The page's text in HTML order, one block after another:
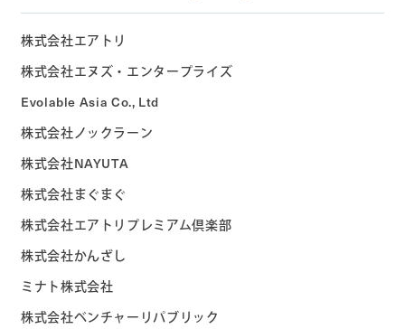
株式会社エアトリ
株式会社エヌズ・エンタープライズ
Evolable Asia Co., Ltd
株式会社ノックラーン
株式会社NAYUTA
株式会社まぐまぐ
株式会社エアトリプレミアム倶楽部
株式会社かんざし
ミナト株式会社
株式会社ベンチャーリパブリック